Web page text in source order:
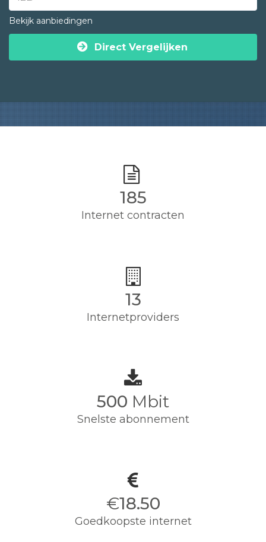
Bekijk aanbiedingen
Direct Vergelijken
185
Internet contracten
13
Internetproviders
500 Mbit
Snelste abonnement
€18.50
Goedkoopste internet